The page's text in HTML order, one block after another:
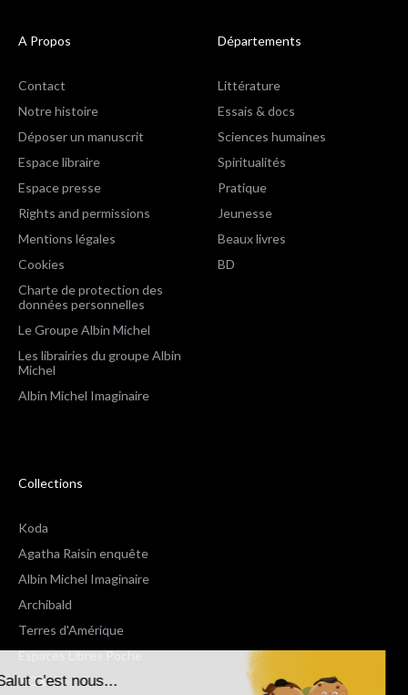
Salut c'est nous...
A Propos
Contact
Notre histoire
Déposer un manuscrit
Espace libraire
Espace presse
Rights and permissions
Mentions légales
Cookies
Charte de protection des
données personnelles
Le Groupe Albin Michel
Les librairies du groupe Albin
Michel
Albin Michel Imaginaire
Départements
Littérature
Essais & docs
Sciences humaines
Spiritualités
Pratique
Jeunesse
Beaux livres
BD
Collections
Koda
Agatha Raisin enquête
Albin Michel Imaginaire
Archibald
Terres d'Amérique
Espaces Libres Poche
NOX